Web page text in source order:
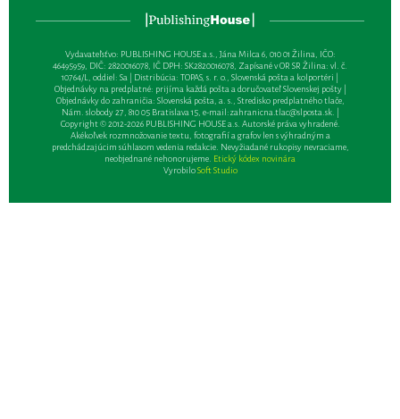
Vydavateľsťvo: PUBLISHING HOUSE a.s., Jána Milca 6, 010 01 Žilina, IČO:
46495959, DIČ: 2820016078, IČ DPH: SK2820016078, Zapísané v OR SR Žilina: vl. č.
10764/L, oddiel: Sa | Distribúcia: TOPAS, s. r. o., Slovenská pošta a kolportéri |
Objednávky na predplatné: prijíma každá pošta a doručovateľ Slovenskej pošty |
Objednávky do zahraničia: Slovenská pošta, a. s., Stredisko predplatného tlače,
Nám. slobody 27, 810 05 Bratislava 15, e-mail:zahranicna.tlac@slposta.sk. |
Copyright © 2012-2026 PUBLISHING HOUSE a.s. Autorské práva vyhradené.
Akékoľvek rozmnožovanie textu, fotografií a grafov len s výhradným a
predchádzajúcim súhlasom vedenia redakcie. Nevyžiadané rukopisy nevraciame,
neobjednané nehonorujeme. Etický kódex novinára
VyrobiloSoft Studio